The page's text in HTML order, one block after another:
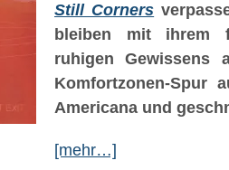
Still Corners
bleiben mit ihrem
ruhigen Gewissens
Komfortzonen-Spur
Americana und
[mehr…]